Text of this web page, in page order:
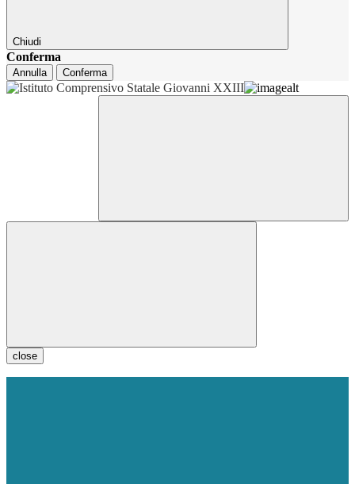
Chiudi
Conferma
Annulla Conferma
close